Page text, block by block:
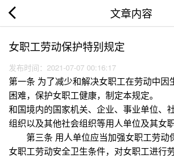
文章内容
女职工劳动保护特别规定
发布时间：2021-07-07 00:16:17
第一条 为了减少和解决女职工在劳动中因
困难，保护女职工健康，制定本规定。
和国境内的国家机关、企业、事业单位、
组织以及其他社会组织等用人单位及其女
第三条 用人单位应当加强女职工劳动
女职工劳动安全卫生条件，对女职工进行